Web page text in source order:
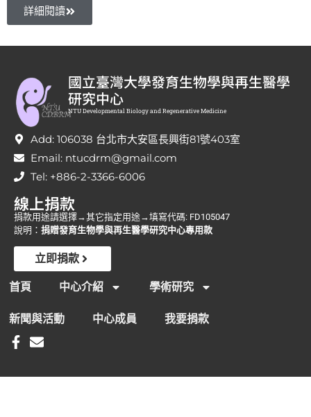
詳細閱讀
國立臺灣大學發育生物學與再生醫學
研究中心
NTU Developmental Biology and Regenerative Medicine
Add: 106038 台北市大安區長興街81號403室
Email: ntucdrm@gmail.com
Tel: +886-2-3366-6006
線上捐款
捐款用途請選擇→其它指定用途→填寫代碼: FD105047
說明： 捐贈發育生物學與再生醫學研究中心專用款
立即捐款
首頁 中心介紹 學術研究
新聞與活動 中心成員 我要捐款